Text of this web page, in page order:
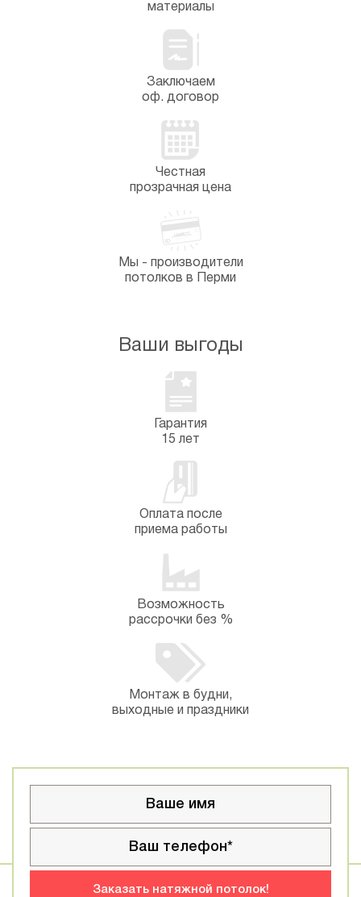
материалы
Заключаем
оф. договор
Честная
прозрачная цена
Мы - производители
потолков в Перми
Ваши выгоды
Гарантия
15 лет
Оплата после
приема работы
Возможность
рассрочки без %
Монтаж в будни,
выходные и праздники
Заказать натяжной потолок!